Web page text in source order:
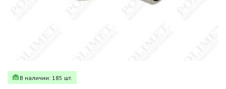
В наличии: 185 шт.